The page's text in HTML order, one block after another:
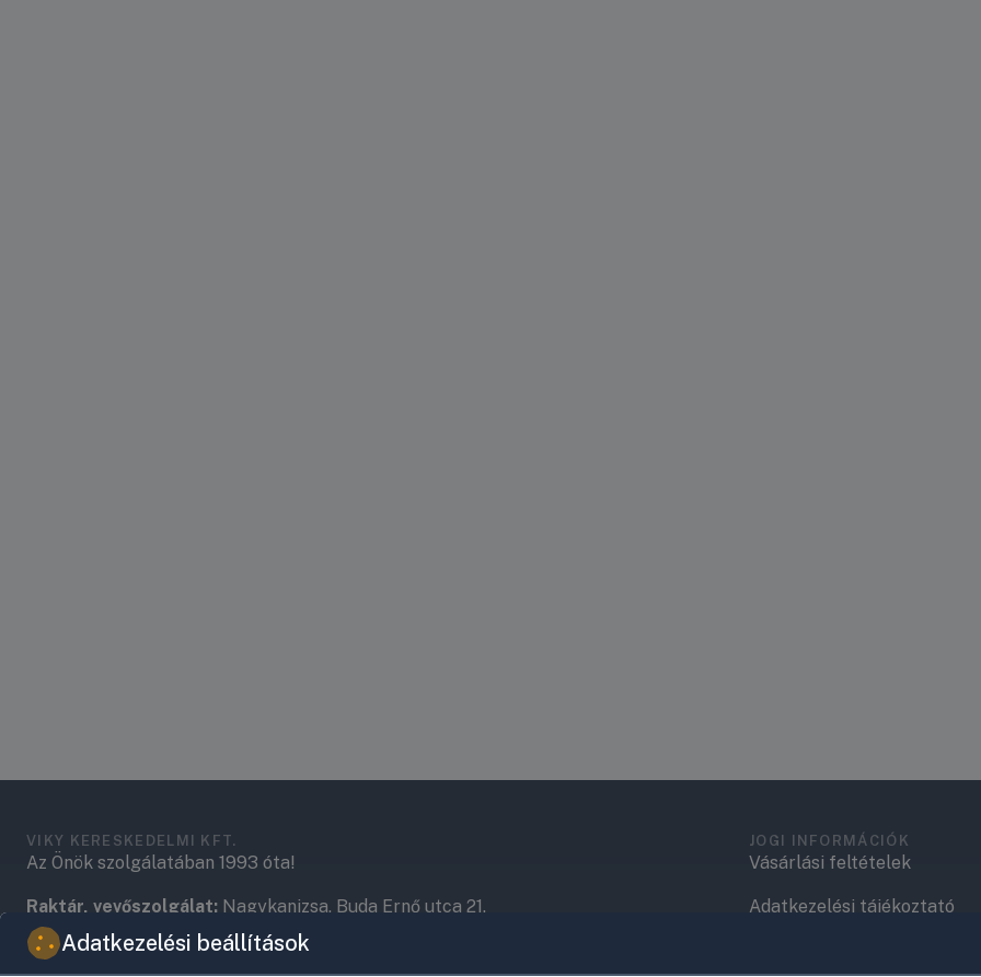
VIKY KERESKEDELMI KFT.
Az Önök szolgálatában 1993 óta!
Raktár, vevőszolgálat: Nagykanizsa, Buda Ernő utca 21.
Központ (nem vevőszolgálat): Nagykanizsa, Récsei út 3.
JOGI INFORMÁCIÓK
Vásárlási feltételek
Adatkezelési tájékoztató
Adatkezelési beállítások